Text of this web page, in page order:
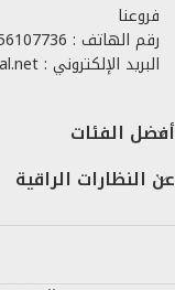
فروعنا
رقم الهاتف : 966556107736+
البريد الإلكتروني : Info@classoptical.net
أفضل الفئات
عن النظارات الراقية